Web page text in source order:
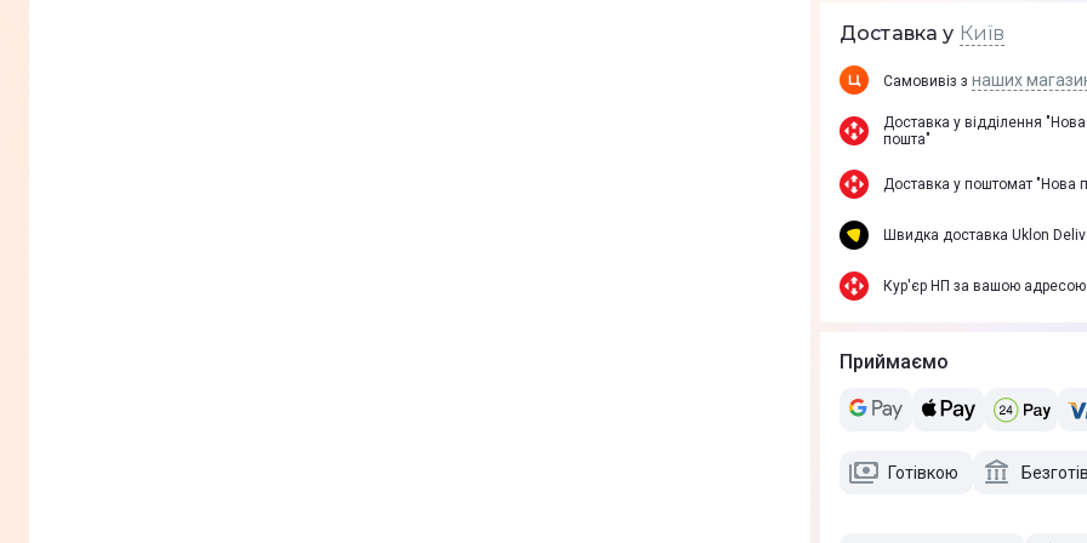
Доставка у Київ
Самовивіз з наших
Доставка у вiддiлення "Нова
пошта"
Доставка у поштомат "Нова
Швидка доставка Uklon
Кур'єр НП за вашою адресою
Приймаємо
Готівкою